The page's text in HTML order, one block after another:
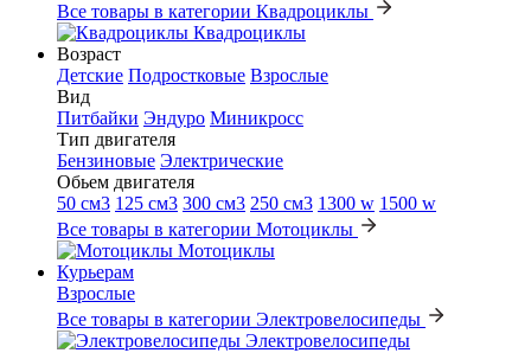
Все товары в категории Квадроциклы
Квадроциклы
Возраст
Детские Подростковые Взрослые
Вид
Питбайки Эндуро Миникросс
Тип двигателя
Бензиновые Электрические
Обьем двигателя
50 см3 125 см3 300 см3 250 см3 1300 w 1500 w
Все товары в категории Мотоциклы
Мотоциклы
Курьерам
Взрослые
Все товары в категории Электровелосипеды
Электровелосипеды